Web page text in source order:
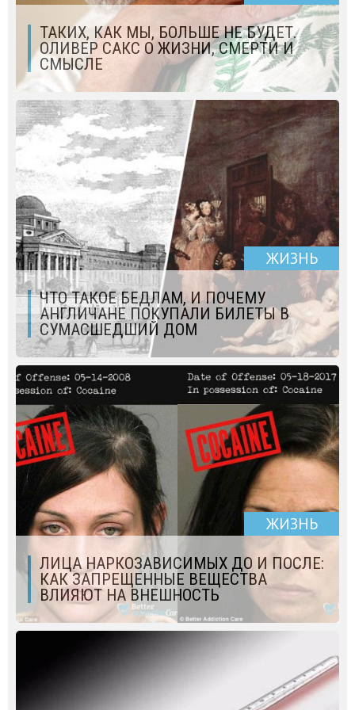
ТАКИХ, КАК МЫ, БОЛЬШЕ НЕ БУДЕТ.
ОЛИВЕР САКС О ЖИЗНИ, СМЕРТИ И
СМЫСЛЕ
ЖИЗНЬ
ЧТО ТАКОЕ БЕДЛАМ, И ПОЧЕМУ
АНГЛИЧАНЕ ПОКУПАЛИ БИЛЕТЫ В
СУМАСШЕДШИЙ ДОМ
ЖИЗНЬ
ЛИЦА НАРКОЗАВИСИМЫХ ДО И ПОСЛЕ:
КАК ЗАПРЕЩЕННЫЕ ВЕЩЕСТВА
ВЛИЯЮТ НА ВНЕШНОСТЬ